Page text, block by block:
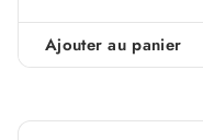
Ajouter au panier